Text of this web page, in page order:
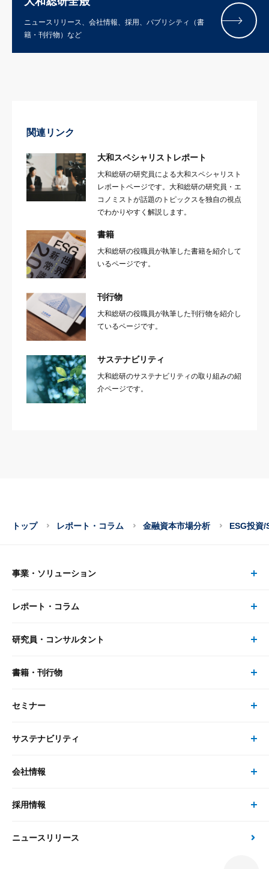
ニュースリリース、会社情報、採用、パブリシティ（書
籍・刊行物）など
関連リンク
大和スペシャリストレポート
大和総研の研究員による大和スペシャリスト
レポートページです。大和総研の研究員・エ
コノミストが話題のトピックスを独自の視点
でわかりやすく解説します。
書籍
大和総研の役職員が執筆した書籍を紹介して
いるページです。
刊行物
大和総研の役職員が執筆した刊行物を紹介し
ているページです。
サステナビリティ
大和総研のサステナビリティの取り組みの紹
介ページです。
トップ レポート・コラム 金融資本市場分析 ESG投資/
事業・ソリューション
事業・ソリューション トップ
リサーチ
大和総研の強み
先端テクノロジーに基づく新たな価値の創出
レポート・コラム
レポート・コラム トップ
最新のレポート・コラム
政策分析
研究員・コンサルタント
研究員・コンサルタント トップ
研究員
書籍・刊行物
書籍・刊行物 トップ
書籍
セミナー
セミナー トップ
現在受付中のセミナー・イベント
サステナビリティ
サステナビリティの取り組み
次世代社会への貢献
会社情報
会社情報 トップ
会社概要・役員一覧
採用情報
採用情報 トップ
ニュースリリース